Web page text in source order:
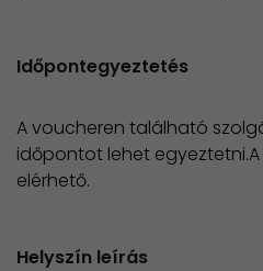
Időpontegyeztetés
A voucheren található
időpontot lehet
elérhető.
Helyszín leírás